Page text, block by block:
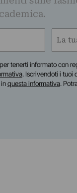
Email
tenerti informato con
. Iscrivendoti i tuoi
questa informativa.